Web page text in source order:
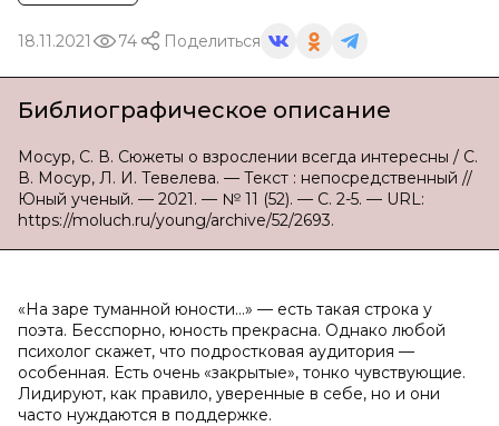
18.11.2021 74 Поделиться
Библиографическое описание
Мосур, С. В. Сюжеты о взрослении всегда интересны / С.
В. Мосур, Л. И. Тевелева. — Текст : непосредственный //
Юный ученый. — 2021. — № 11 (52). — С. 2-5. — URL:
https://moluch.ru/young/archive/52/2693.
«На заре туманной юности…» — есть такая строка у
поэта. Бесспорно, юность прекрасна. Однако любой
психолог скажет, что подростковая аудитория —
особенная. Есть очень «закрытые», тонко чувствующие.
Лидируют, как правило, уверенные в себе, но и они
часто нуждаются в поддержке.